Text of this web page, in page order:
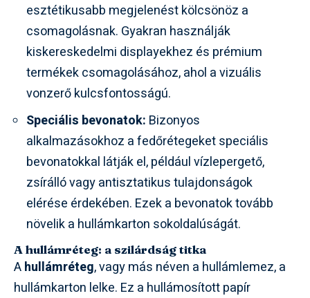
esztétikusabb megjelenést kölcsönöz a
csomagolásnak. Gyakran használják
kiskereskedelmi displayekhez és prémium
termékek csomagolásához, ahol a vizuális
vonzerő kulcsfontosságú.
Speciális bevonatok: Bizonyos
alkalmazásokhoz a fedőrétegeket speciális
bevonatokkal látják el, például vízlepergető,
zsírálló vagy antisztatikus tulajdonságok
elérése érdekében. Ezek a bevonatok tovább
növelik a hullámkarton sokoldalúságát.
A hullámréteg: a szilárdság titka
Ahullámréteg, vagy más néven a hullámlemez, a
hullámkarton lelke. Ez a hullámosított papír